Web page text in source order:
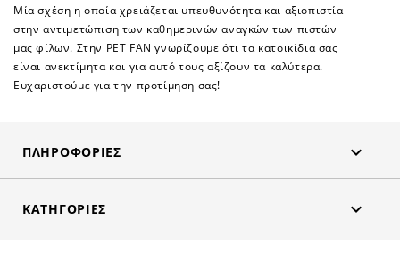
Μία σχέση η οποία χρειάζεται υπευθυνότητα και αξιοπιστία
στην αντιμετώπιση των καθημερινών αναγκών των πιστών
μας φίλων. Στην PET FAN γνωρίζουμε ότι τα κατοικίδια σας
είναι ανεκτίμητα και για αυτό τους αξίζουν τα καλύτερα.
Ευχαριστούμε για την προτίμηση σας!
ΠΛΗΡΟΦΟΡΊΕΣ 
ΚΑΤΗΓΟΡΊΕΣ 